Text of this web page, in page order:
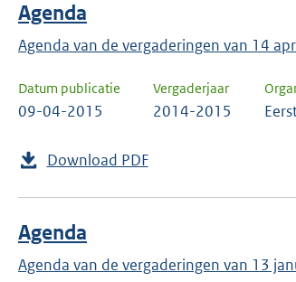
Agenda
Agenda van de vergaderingen van 14
Datum publicatie
09-04-2015
Vergaderjaar
2014-2015
Download PDF
Agenda
Agenda van de vergaderingen van 13